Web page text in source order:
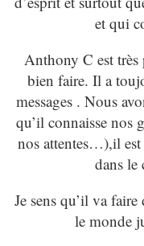
et qui
Anthony C est
bien faire. Il a
messages . Nous
qu’il connaisse nos
nos attentes…),il
dans le
Je sens qu’il va
le monde